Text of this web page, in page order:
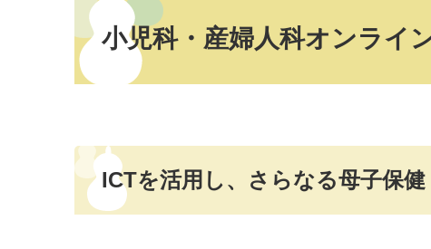
小児科・産婦人科オンライ
ICTを活用し、さらなる母子保